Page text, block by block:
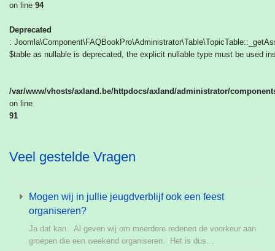
on line 94
Deprecated
:
$table as nullable is deprecated, the explicit nullable type must be used
/var/www/vhosts/axland.be/httpdocs/axland/administrator/
on line
91
Veel gestelde Vragen
Mogen wij in jullie jeugdverblijf ook een feest
organiseren?
Ja dat kan. Al geven wij om meerdere redenen de voorkeur aan
groepen die een weekend organiseren. Het is dus…